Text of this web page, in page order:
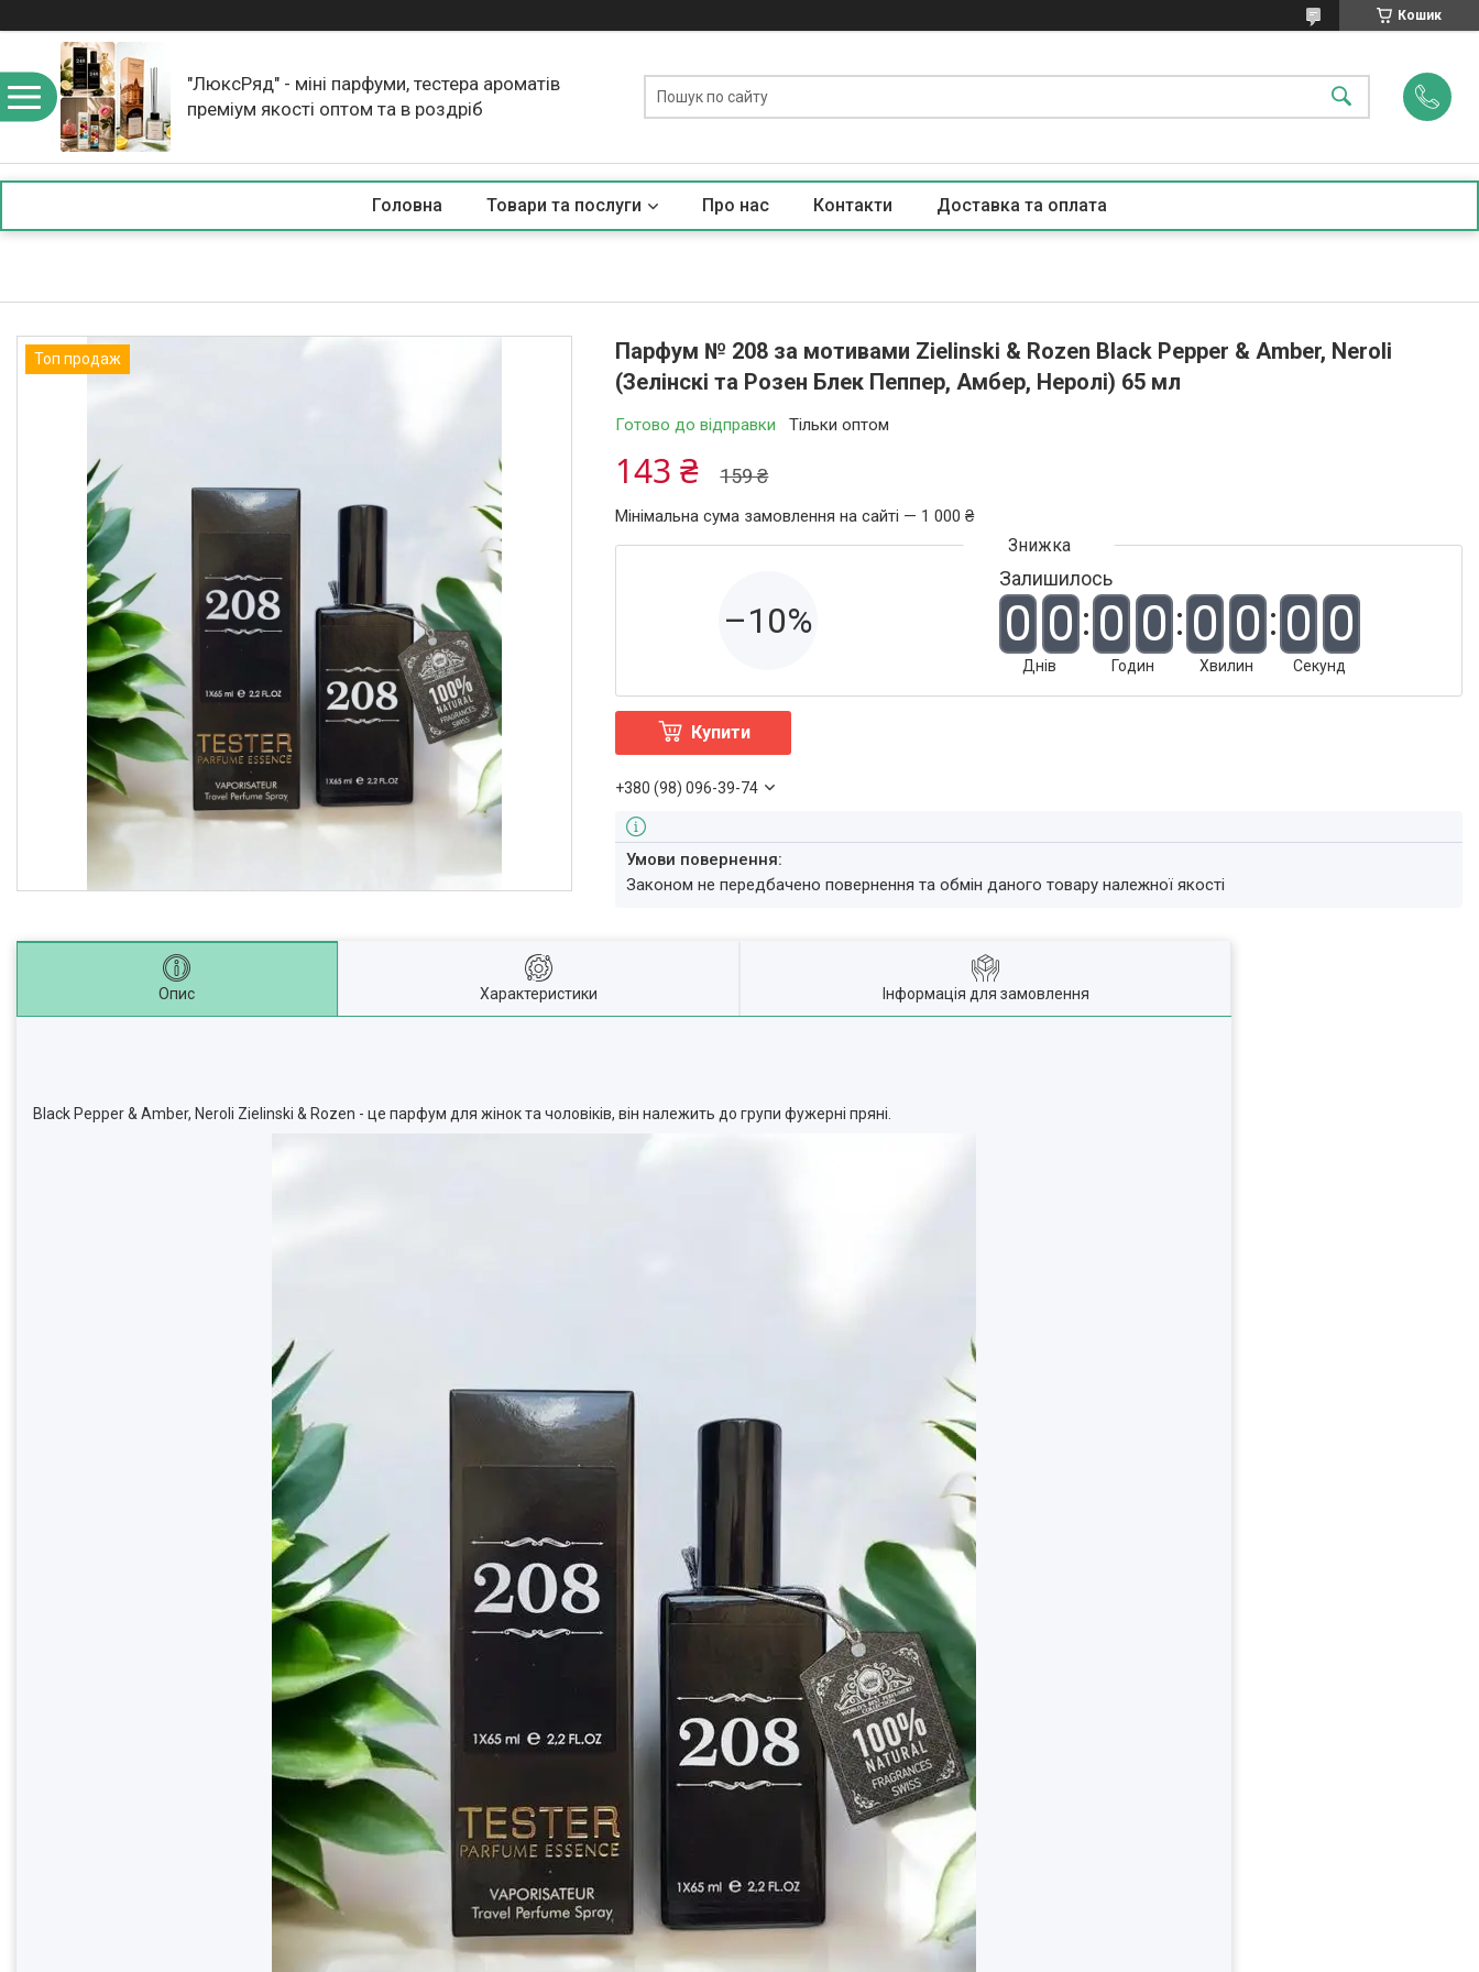
Кошик
"ЛюксРяд" - міні парфуми, тестера ароматів
преміум якості оптом та в роздріб
Головна Товари та послуги Про нас Контакти Доставка та оплата
Топ продаж
Парфум № 208 за мотивами Zielinski & Rozen Black Pepper & Amber, Neroli
(Зелінскі та Розен Блек Пеппер, Амбер, Неролі) 65 мл
Готово до відправки Тільки оптом
159 ₴
143 ₴
Мінімальна сума замовлення на сайті — 1 000 ₴
–10%
Залишилось
0 0
Днів
0 0
Годин
0 0
Хвилин
0 0
Секунд
Купити
+380 (98) 096-39-74
Законом не передбачено повернення та обмін даного товару належної якості
Опис Характеристики Інформація для замовлення
Black Pepper & Amber, Neroli Zielinski & Rozen - це парфум для жінок та чоловіків, він належить до групи фужерні пряні.